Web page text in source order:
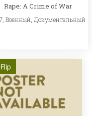
Rape: A Crime of War
Военный Документальный